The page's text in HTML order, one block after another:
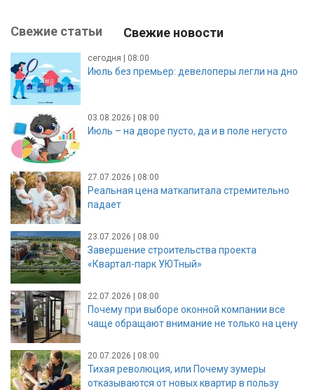
Свежие статьи Свежие новости
сегодня | 08:00
Июль без премьер: девелоперы легли на дно
03.08.2026 | 08:00
Июль – на дворе пусто, да и в поле негусто
27.07.2026 | 08:00
Реальная цена маткапитала стремительно
падает
23.07.2026 | 08:00
Завершение строительства проекта
«Квартал-парк УЮТный»
22.07.2026 | 08:00
Почему при выборе оконной компании все
чаще обращают внимание не только на цену
20.07.2026 | 08:00
Тихая революция, или Почему зумеры
отказываются от новых квартир в пользу